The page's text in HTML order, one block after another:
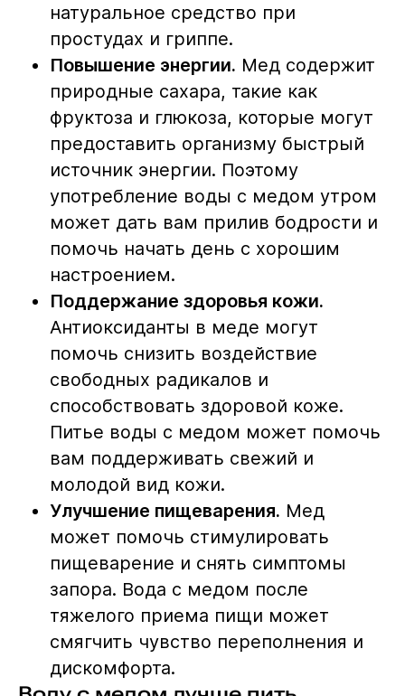
натуральное средство при
простудах и гриппе.
Повышение энергии. Мед содержит
природные сахара, такие как
фруктоза и глюкоза, которые могут
предоставить организму быстрый
источник энергии. Поэтому
употребление воды с медом утром
может дать вам прилив бодрости и
помочь начать день с хорошим
настроением.
Поддержание здоровья кожи.
Антиоксиданты в меде могут
помочь снизить воздействие
свободных радикалов и
способствовать здоровой коже.
Питье воды с медом может помочь
вам поддерживать свежий и
молодой вид кожи.
Улучшение пищеварения. Мед
может помочь стимулировать
пищеварение и снять симптомы
запора. Вода с медом после
тяжелого приема пищи может
смягчить чувство переполнения и
дискомфорта.